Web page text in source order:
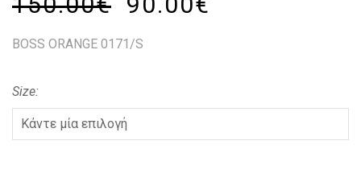
BOSS ORANGE 0171/S
Size